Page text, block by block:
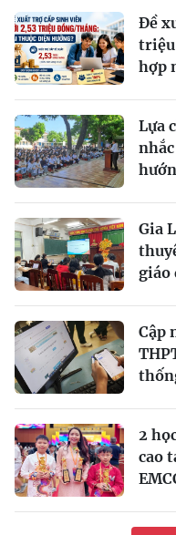
Đề
hợp
Lựa
Gia
giáo
Cập
2
cao